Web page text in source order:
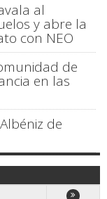
al
y abre la
con NEO
de
en las
de